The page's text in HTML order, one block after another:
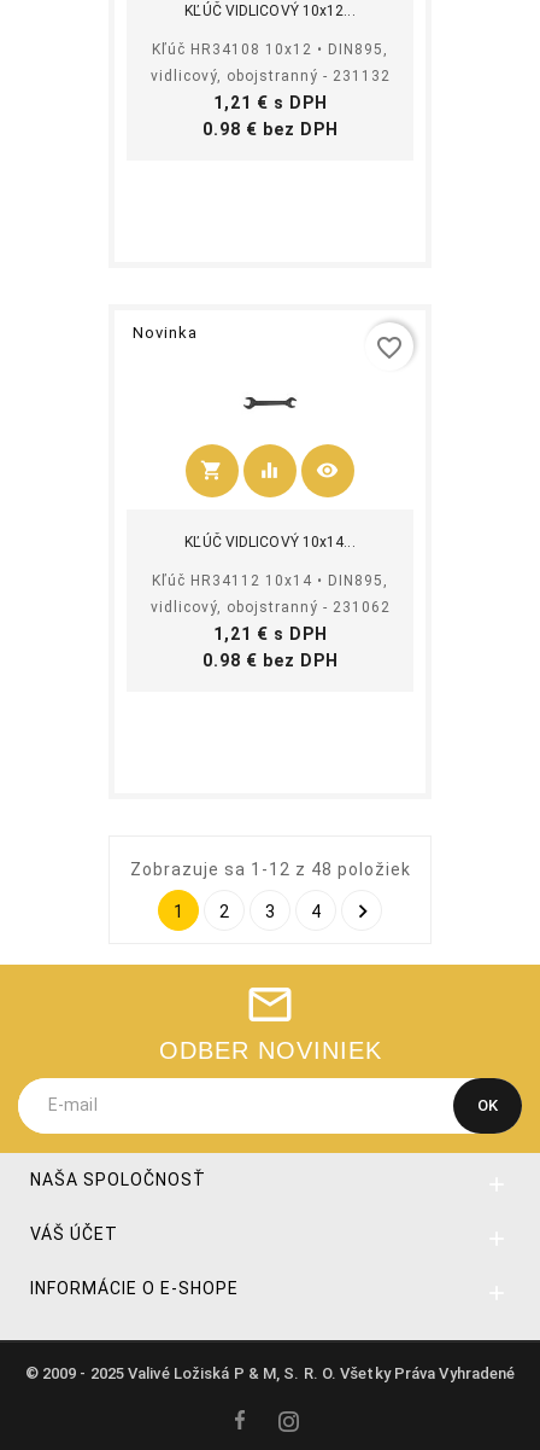
KĽÚČ VIDLICOVÝ 10x12...
Kľúč HR34108 10x12 • DIN895,
vidlicový, obojstranný - 231132
Cena
1,21 € s DPH
0.98 € bez DPH
Novinka
shopping_cart
Kúpiť
equalizer visibility
KĽÚČ VIDLICOVÝ 10x14...
Kľúč HR34112 10x14 • DIN895,
vidlicový, obojstranný - 231062
Cena
1,21 € s DPH
0.98 € bez DPH
favorite_border
Zobrazuje sa 1-12 z 48 položiek
1 2 3 4 
ODBER NOVINIEK
NAŠA SPOLOČNOSŤ
VÁŠ ÚČET
INFORMÁCIE O E-SHOPE
© 2009 - 2025 Valivé Ložiská P & M, S. R. O. Všetky Práva Vyhradené